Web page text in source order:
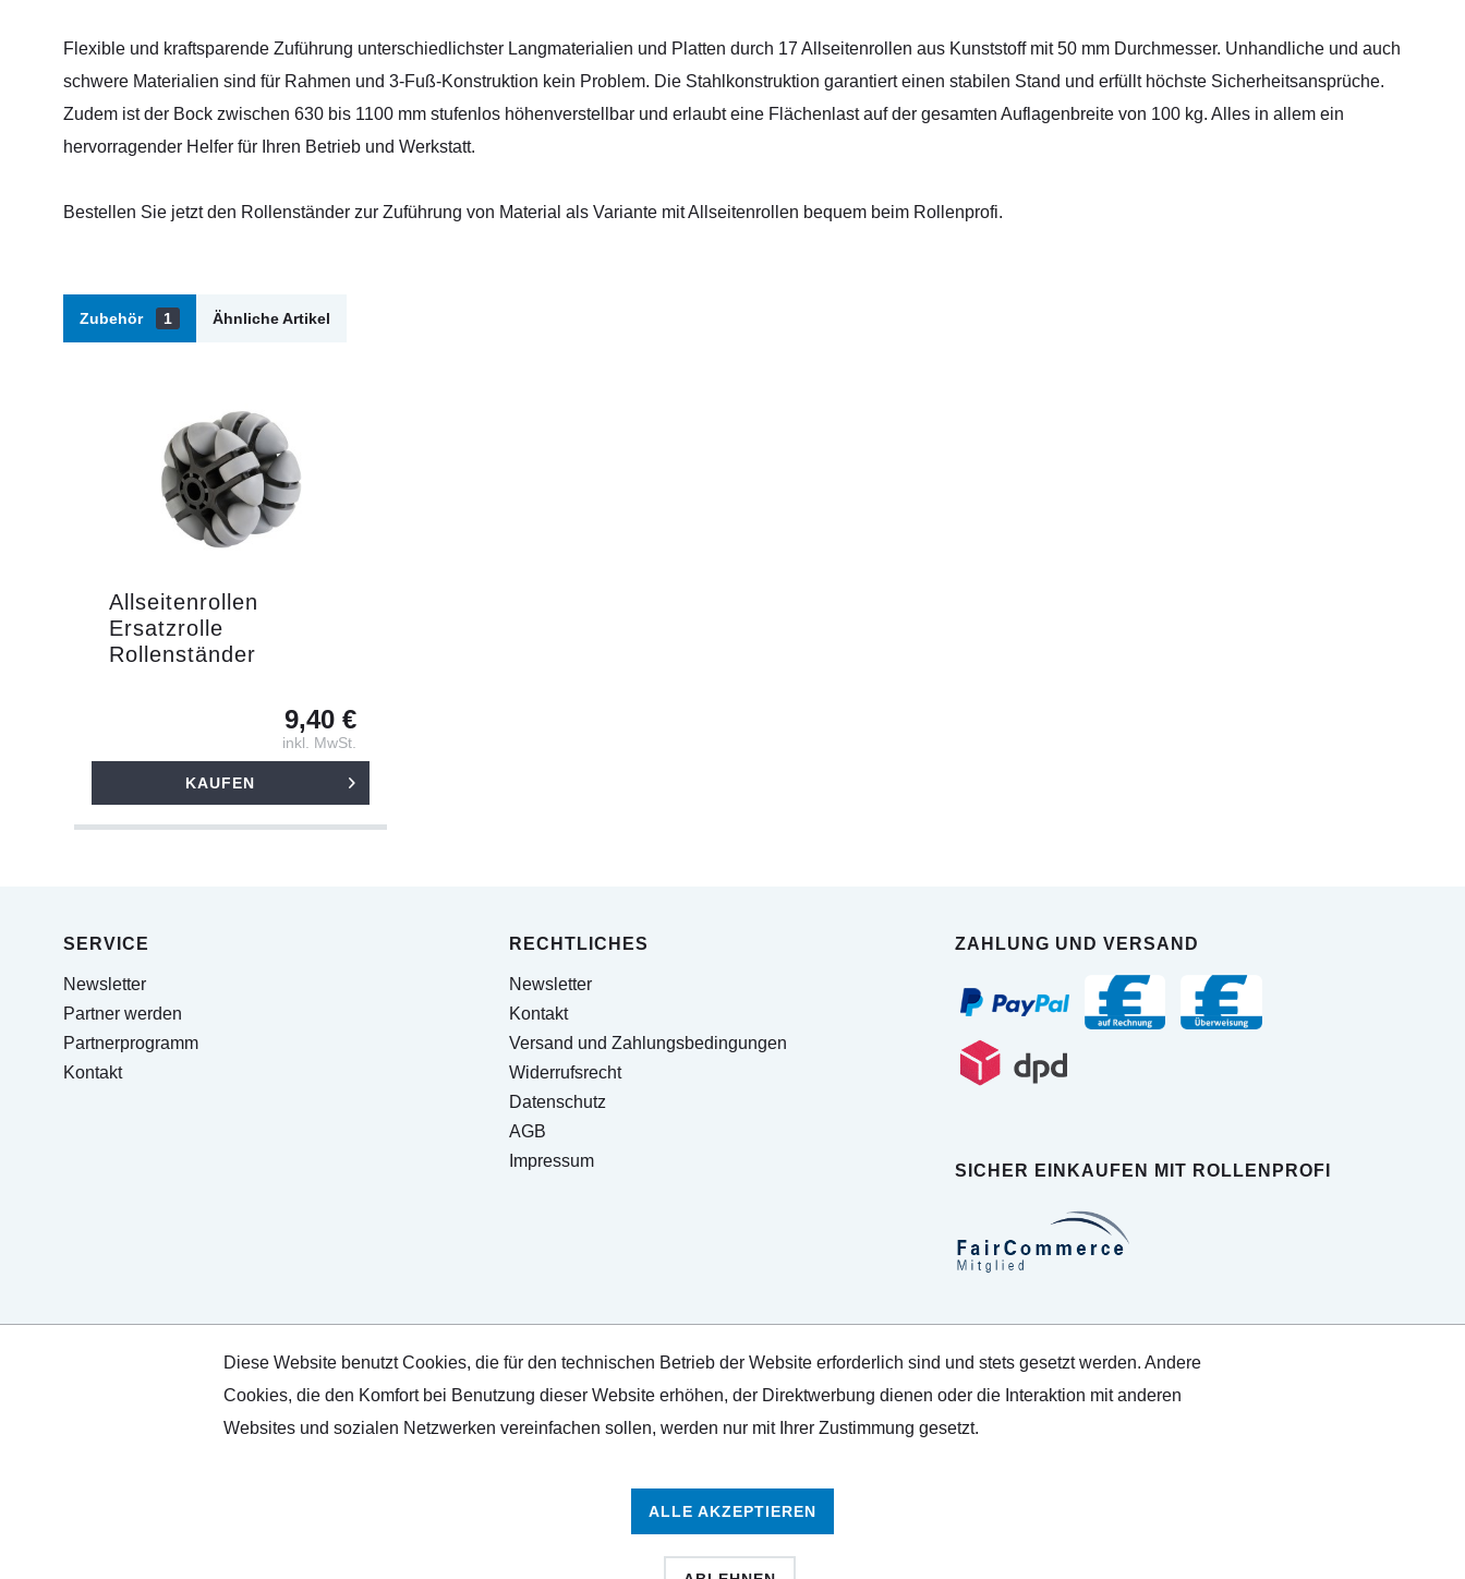
Flexible und kraftsparende Zuführung unterschiedlichster Langmaterialien und Platten durch 17 Allseitenrollen aus Kunststoff mit 50 mm Durchmesser. Unhandliche und auch
schwere Materialien sind für Rahmen und 3-Fuß-Konstruktion kein Problem. Die Stahlkonstruktion garantiert einen stabilen Stand und erfüllt höchste Sicherheitsansprüche.
Zudem ist der Bock zwischen 630 bis 1100 mm stufenlos höhenverstellbar und erlaubt eine Flächenlast auf der gesamten Auflagenbreite von 100 kg. Alles in allem ein
hervorragender Helfer für Ihren Betrieb und Werkstatt.
Bestellen Sie jetzt den Rollenständer zur Zuführung von Material als Variante mit Allseitenrollen bequem beim Rollenprofi.
Zubehör 1 Ähnliche Artikel
Allseitenrollen
Ersatzrolle
Rollenständer
9,40 €
inkl. MwSt.
KAUFEN
SERVICE
Newsletter
Partner werden
Partnerprogramm
Kontakt
RECHTLICHES
Newsletter
Kontakt
Versand und Zahlungsbedingungen
Widerrufsrecht
Datenschutz
AGB
Impressum
ZAHLUNG UND VERSAND
SICHER EINKAUFEN MIT ROLLENPROFI
Diese Website benutzt Cookies, die für den technischen Betrieb der Website erforderlich sind und stets gesetzt werden. Andere
Cookies, die den Komfort bei Benutzung dieser Website erhöhen, der Direktwerbung dienen oder die Interaktion mit anderen
Websites und sozialen Netzwerken vereinfachen sollen, werden nur mit Ihrer Zustimmung gesetzt.
ALLE AKZEPTIEREN